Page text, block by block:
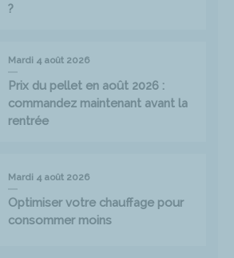
?
Mardi 4 août 2026
Prix du pellet en août 2026 :
commandez maintenant avant la
rentrée
Mardi 4 août 2026
Optimiser votre chauffage pour
consommer moins